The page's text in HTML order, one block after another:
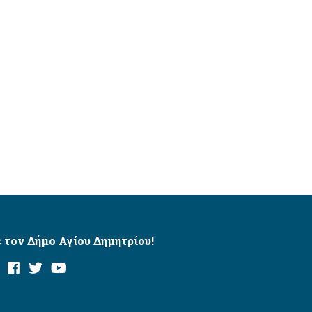
τον Δήμο Αγίου Δημητρίου!